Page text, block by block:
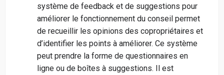
système de feedback et de suggestions pour
améliorer le fonctionnement du conseil permet
de recueillir les opinions des copropriétaires et
d’identifier les points à améliorer. Ce système
peut prendre la forme de questionnaires en
ligne ou de boîtes à suggestions. Il est